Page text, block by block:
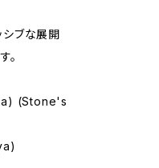
シブな展開
。
(Stone's